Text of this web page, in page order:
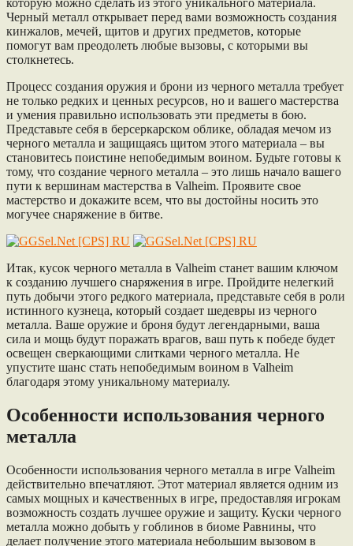
которую можно сделать из этого уникального материала.
Черный металл открывает перед вами возможность создания
кинжалов, мечей, щитов и других предметов, которые
помогут вам преодолеть любые вызовы, с которыми вы
столкнетесь.
Процесс создания оружия и брони из черного металла требует
не только редких и ценных ресурсов, но и вашего мастерства
и умения правильно использовать эти предметы в бою.
Представьте себя в берсеркарском облике, обладая мечом из
черного металла и защищаясь щитом этого материала – вы
становитесь поистине непобедимым воином. Будьте готовы к
тому, что создание черного металла – это лишь начало вашего
пути к вершинам мастерства в Valheim. Проявите свое
мастерство и докажите всем, что вы достойны носить это
могучее снаряжение в битве.
Итак, кусок черного металла в Valheim станет вашим ключом
к созданию лучшего снаряжения в игре. Пройдите нелегкий
путь добычи этого редкого материала, представьте себя в роли
истинного кузнеца, который создает шедевры из черного
металла. Ваше оружие и броня будут легендарными, ваша
сила и мощь будут поражать врагов, ваш путь к победе будет
освещен сверкающими слитками черного металла. Не
упустите шанс стать непобедимым воином в Valheim
благодаря этому уникальному материалу.
Особенности использования черного
металла
Особенности использования черного металла в игре Valheim
действительно впечатляют. Этот материал является одним из
самых мощных и качественных в игре, предоставляя игрокам
возможность создать лучшее оружие и защиту. Куски черного
металла можно добыть у гоблинов в биоме Равнины, что
делает получение этого материала небольшим вызовом в